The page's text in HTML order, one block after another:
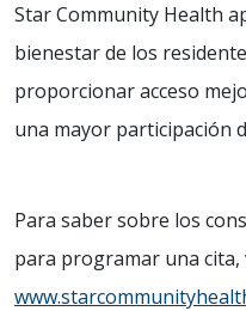
Star Community Health
bienestar de los
proporcionar acceso
una mayor participación
Para saber sobre los
para programar una